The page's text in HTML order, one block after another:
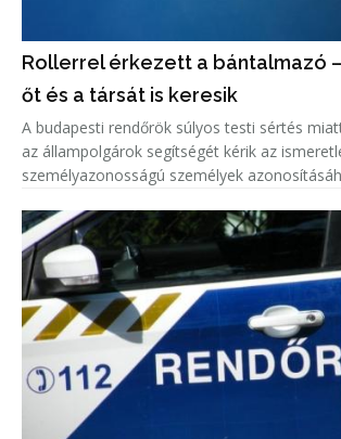
Rollerrel érkezett a bántalmazó
őt és a társát is keresik
A budapesti rendőrök súlyos testi sértés
az állampolgárok segítségét kérik az
személyazonosságú személyek